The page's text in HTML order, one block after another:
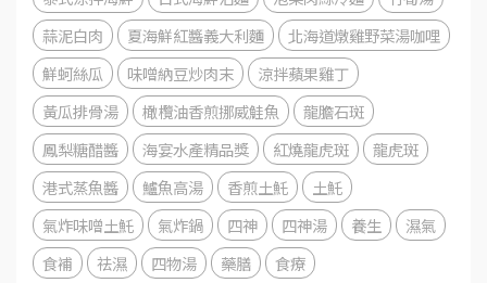
蒜泥白肉
夏海鮮紅醬義大利麵
北海道燉雞野菜湯咖哩
鮮蚵絲瓜
味噌納豆炒肉末
涼拌蘋果雞丁
黃瓜排骨湯
橄欖油香煎挪威鮭魚
龍膽石斑
鳳梨糖醋醬
海宴水產精品獎 紅燒龍虎斑
龍虎斑
港式蒸魚醬
鱸魚高湯 香煎土魠
土魠
氣炸味噌土魠
氣炸鍋 四神 四神湯 養生
濕氣
食補
祛濕 四物湯 藥膳 食療